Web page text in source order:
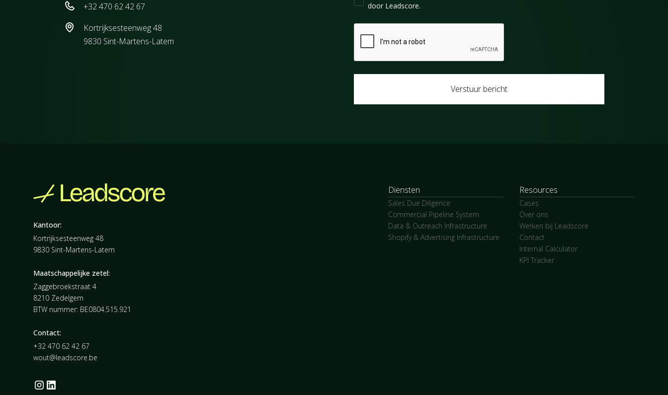
+32 470 62 42 67
Kortrijksesteenweg 48
9830 Sint-Martens-Latem
door Leadscore.
Kantoor:
Kortrijksesteenweg 48
9830 Sint-Martens-Latem
Maatschappelijke zetel:
Zaggebroekstraat 4
8210 Zedelgem
BTW nummer: BE0804.515.921
Contact:
+32 470 62 42 67
wout@leadscore.be
Diensten
Sales Due Diligence
Commercial Pipeline System
Data & Outreach Infrastructure
Shopify & Advertising Infrastructure
Resources
Cases
Over ons
Werken bij Leadscore
Contact
Internal Calculator
KPI Tracker